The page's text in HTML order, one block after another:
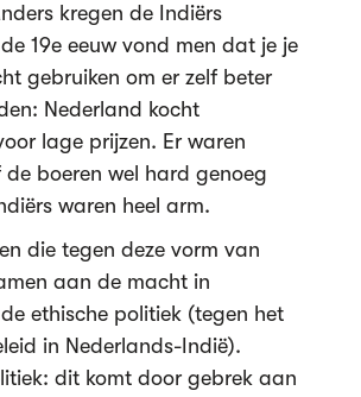
kregen de Indiërs
19e eeuw vond men dat je je
gebruiken om er zelf beter
Nederland kocht
lage prijzen. Er waren
de boeren wel hard genoeg
waren heel arm.
die tegen deze vorm van
aan de macht in
ethische politiek (tegen het
in Nederlands-Indië).
dit komt door gebrek aan